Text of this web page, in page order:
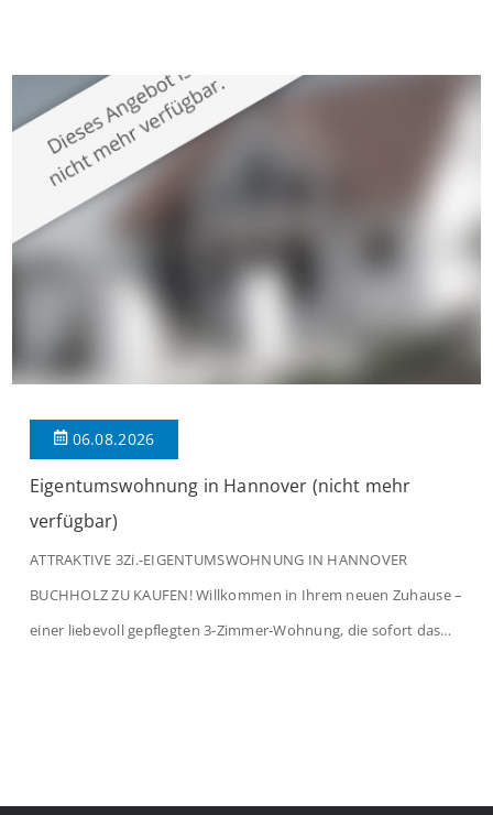
großzügige Räume und eine hochwertige Ausstattung, die
modernen Wohnkomfort mit einem stilvollen Ambiente
verbindet. Der […]
06.08.2026
Eigentumswohnung in Hannover (nicht mehr
verfügbar)
ATTRAKTIVE 3Zi.-EIGENTUMSWOHNUNG IN HANNOVER
BUCHHOLZ ZU KAUFEN! Willkommen in Ihrem neuen Zuhause –
einer liebevoll gepflegten 3-Zimmer-Wohnung, die sofort das